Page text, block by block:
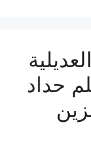
/ معلم حداد